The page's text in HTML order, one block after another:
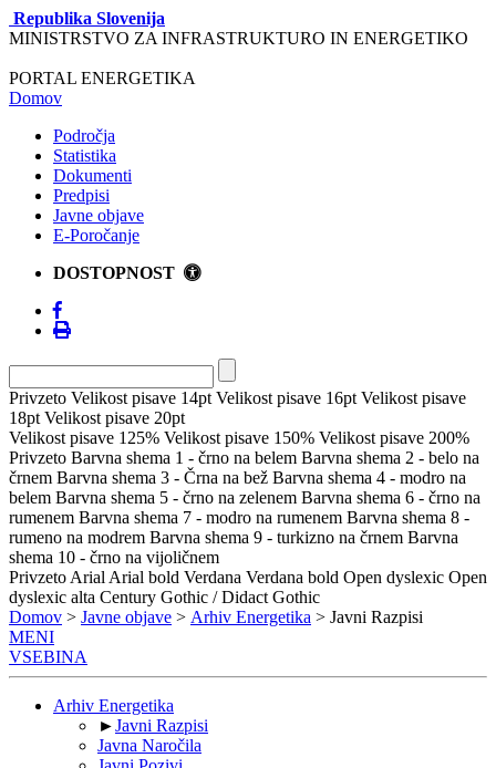
Republika Slovenija
MINISTRSTVO ZA INFRASTRUKTURO IN ENERGETIKO
PORTAL ENERGETIKA
Domov
Področja
Statistika
Dokumenti
Predpisi
Javne objave
E-Poročanje
DOSTOPNOST
Privzeto Velikost pisave 14pt Velikost pisave 16pt Velikost pisave
18pt Velikost pisave 20pt
Velikost pisave 125% Velikost pisave 150% Velikost pisave 200%
Privzeto Barvna shema 1 - črno na belem Barvna shema 2 - belo na
črnem Barvna shema 3 - Črna na bež Barvna shema 4 - modro na
belem Barvna shema 5 - črno na zelenem Barvna shema 6 - črno na
rumenem Barvna shema 7 - modro na rumenem Barvna shema 8 -
rumeno na modrem Barvna shema 9 - turkizno na črnem Barvna
shema 10 - črno na vijoličnem
Privzeto Arial Arial bold Verdana Verdana bold Open dyslexic Open
dyslexic alta Century Gothic / Didact Gothic
Domov > Javne objave > Arhiv Energetika > Javni Razpisi
MENI
VSEBINA
Arhiv Energetika
►Javni Razpisi
Javna Naročila